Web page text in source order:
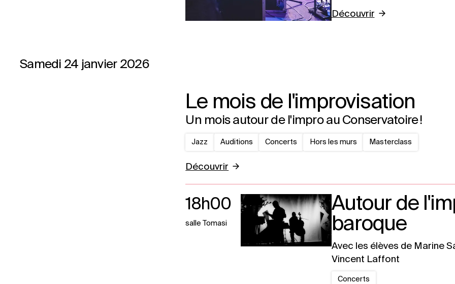
Découvrir
Samedi 24 janvier 2026
Le mois de l'improvisation
Un mois autour de l'impro au Conservatoire !
Jazz Auditions Concerts Hors les murs Masterclass
Découvrir
Autour de
baroque
18h00
salle Tomasi
Avec les élèves de Marine
Vincent Laffont
Concerts